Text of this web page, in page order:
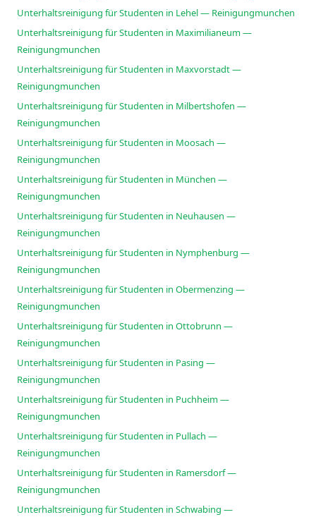
Unterhaltsreinigung für Studenten in Lehel — Reinigungmunchen
Unterhaltsreinigung für Studenten in Maximilianeum —
Reinigungmunchen
Unterhaltsreinigung für Studenten in Maxvorstadt —
Reinigungmunchen
Unterhaltsreinigung für Studenten in Milbertshofen —
Reinigungmunchen
Unterhaltsreinigung für Studenten in Moosach —
Reinigungmunchen
Unterhaltsreinigung für Studenten in München —
Reinigungmunchen
Unterhaltsreinigung für Studenten in Neuhausen —
Reinigungmunchen
Unterhaltsreinigung für Studenten in Nymphenburg —
Reinigungmunchen
Unterhaltsreinigung für Studenten in Obermenzing —
Reinigungmunchen
Unterhaltsreinigung für Studenten in Ottobrunn —
Reinigungmunchen
Unterhaltsreinigung für Studenten in Pasing —
Reinigungmunchen
Unterhaltsreinigung für Studenten in Puchheim —
Reinigungmunchen
Unterhaltsreinigung für Studenten in Pullach —
Reinigungmunchen
Unterhaltsreinigung für Studenten in Ramersdorf —
Reinigungmunchen
Unterhaltsreinigung für Studenten in Schwabing —